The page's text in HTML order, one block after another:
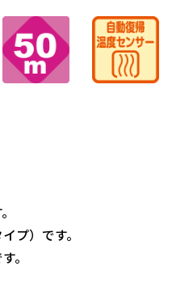
プ）です。
。